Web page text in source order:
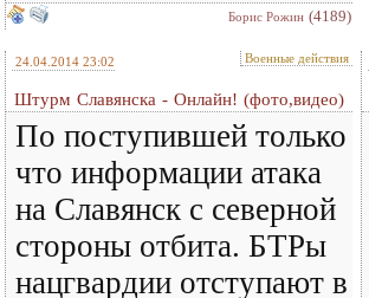
Борис Рожин (4189)
24.04.2014 23:02 Военные действия
Штурм Славянска - Онлайн! (фото,видео)
По поступившей только
что информации атака
на Славянск с северной
стороны отбита. БТРы
нацгвардии отступают в